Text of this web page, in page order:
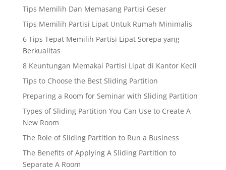
Tips Memilih Dan Memasang Partisi Geser
Tips Memilih Partisi Lipat Untuk Rumah Minimalis
6 Tips Tepat Memilih Partisi Lipat Sorepa yang
Berkualitas
8 Keuntungan Memakai Partisi Lipat di Kantor Kecil
Tips to Choose the Best Sliding Partition
Preparing a Room for Seminar with Sliding Partition
Types of Sliding Partition You Can Use to Create A
New Room
The Role of Sliding Partition to Run a Business
The Benefits of Applying A Sliding Partition to
Separate A Room